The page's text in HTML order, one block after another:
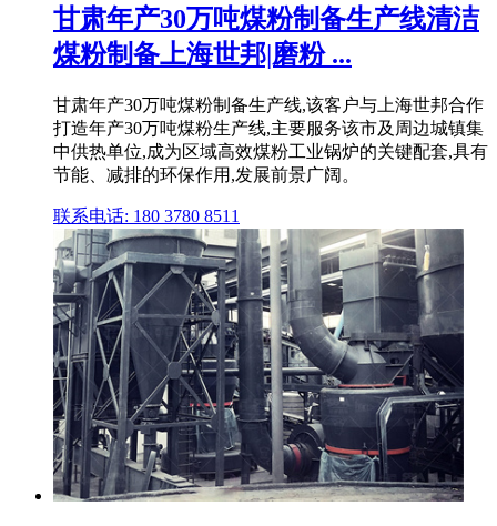
甘肃年产30万吨煤粉制备生产线清洁
煤粉制备上海世邦|磨粉 ...
甘肃年产30万吨煤粉制备生产线,该客户与上海世邦合作
打造年产30万吨煤粉生产线,主要服务该市及周边城镇集
中供热单位,成为区域高效煤粉工业锅炉的关键配套,具有
节能、减排的环保作用,发展前景广阔。
联系电话: 180 3780 8511